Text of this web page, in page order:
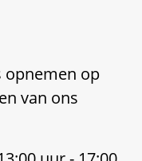
opnemen op
van ons